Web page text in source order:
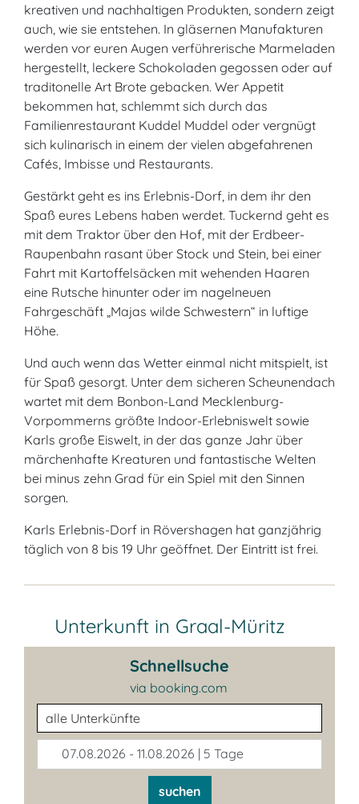
kreativen und nachhaltigen Produkten, sondern zeigt
auch, wie sie entstehen. In gläsernen Manufakturen
werden vor euren Augen verführerische Marmeladen
hergestellt, leckere Schokoladen gegossen oder auf
traditonelle Art Brote gebacken. Wer Appetit
bekommen hat, schlemmt sich durch das
Familienrestaurant Kuddel Muddel oder vergnügt
sich kulinarisch in einem der vielen abgefahrenen
Cafés, Imbisse und Restaurants.
Gestärkt geht es ins Erlebnis-Dorf, in dem ihr den
Spaß eures Lebens haben werdet. Tuckernd geht es
mit dem Traktor über den Hof, mit der Erdbeer-
Raupenbahn rasant über Stock und Stein, bei einer
Fahrt mit Kartoffelsäcken mit wehenden Haaren
eine Rutsche hinunter oder im nagelneuen
Fahrgeschäft „Majas wilde Schwestern“ in luftige
Höhe.
Und auch wenn das Wetter einmal nicht mitspielt, ist
für Spaß gesorgt. Unter dem sicheren Scheunendach
wartet mit dem Bonbon-Land Mecklenburg-
Vorpommerns größte Indoor-Erlebniswelt sowie
Karls große Eiswelt, in der das ganze Jahr über
märchenhafte Kreaturen und fantastische Welten
bei minus zehn Grad für ein Spiel mit den Sinnen
sorgen.
Karls Erlebnis-Dorf in Rövershagen hat ganzjährig
täglich von 8 bis 19 Uhr geöffnet. Der Eintritt ist frei.
Unterkunft in Graal-Müritz
Schnellsuche
via booking.com
Unterkunftsart
07.08.2026 - 11.08.2026 | 5 Tage
suchen